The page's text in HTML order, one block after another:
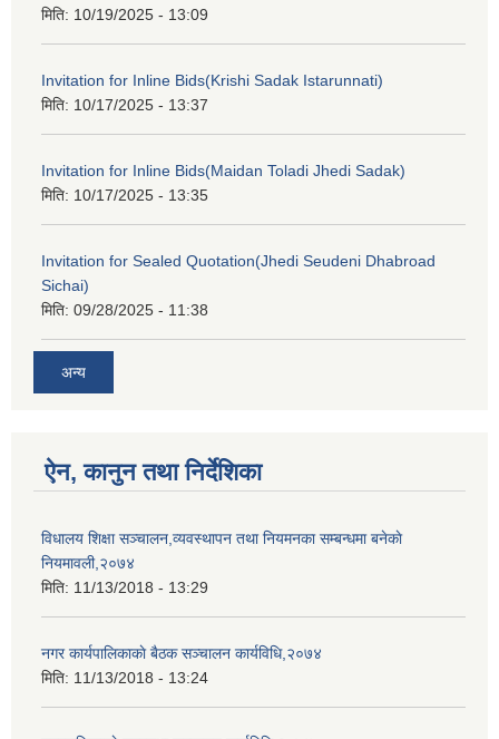
मिति: 10/19/2025 - 13:09
Invitation for Inline Bids(Krishi Sadak Istarunnati)
मिति: 10/17/2025 - 13:37
Invitation for Inline Bids(Maidan Toladi Jhedi Sadak)
मिति: 10/17/2025 - 13:35
Invitation for Sealed Quotation(Jhedi Seudeni Dhabroad
Sichai)
मिति: 09/28/2025 - 11:38
अन्य
ऐन, कानुन तथा निर्देशिका
विधालय शिक्षा सञ्चालन,व्यवस्थापन तथा नियमनका सम्बन्धमा बनेकाे
नियमावली,२०७४
मिति: 11/13/2018 - 13:29
नगर कार्यपालिकाकाे बैठक सञ्चालन कार्यविधि,२०७४
मिति: 11/13/2018 - 13:24